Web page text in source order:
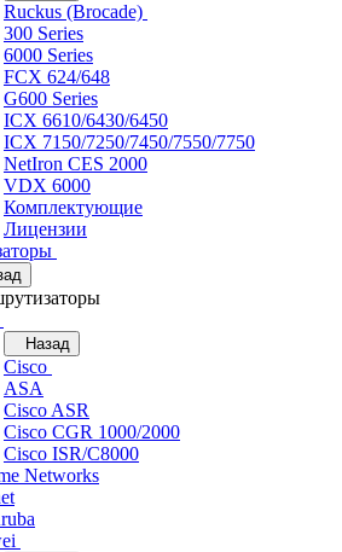
Ruckus (Brocade)
300 Series
6000 Series
FCX 624/648
G600 Series
ICX 6610/6430/6450
ICX 7150/7250/7450/7550/7750
NetIron CES 2000
VDX 6000
Комплектующие
Лицензии
Назад
Cisco
ASA
Cisco ASR
Cisco CGR 1000/2000
Cisco ISR/С8000
Networks